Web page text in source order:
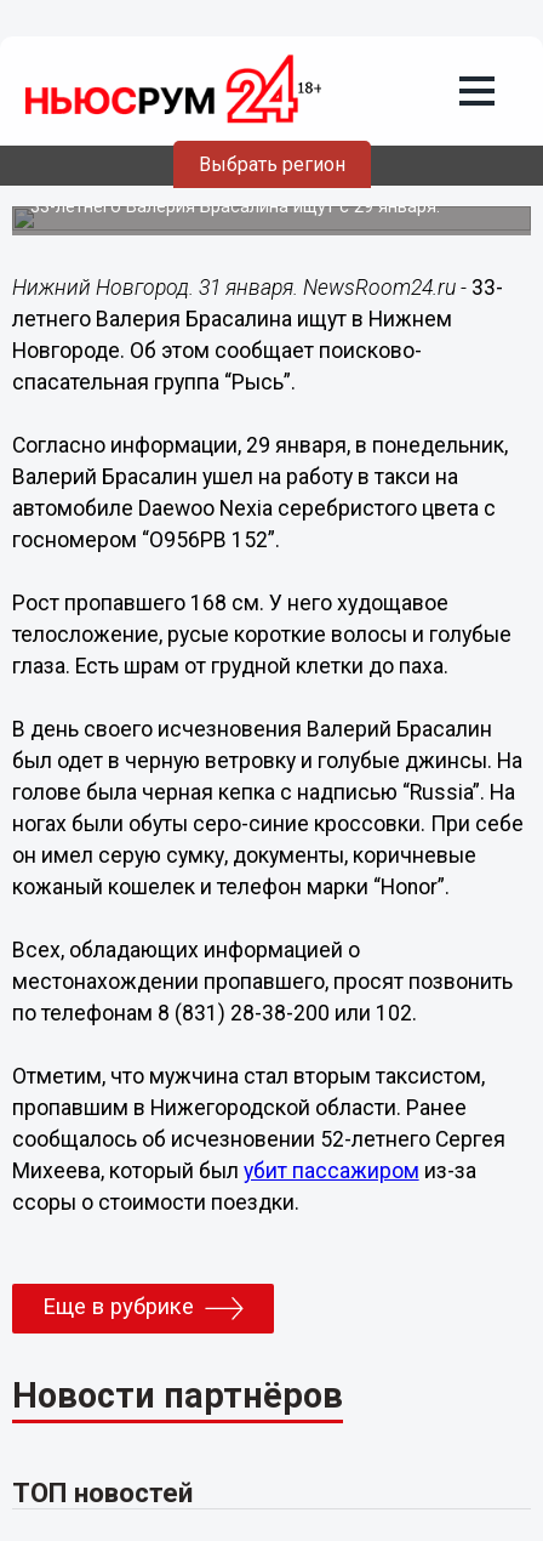
Выбрать регион
31.01.201911:14
Еще один таксист пропал в Нижнем
33-летнего Валерия Брасалина ищут с 29 января.
Нижний Новгород. 31 января. NewsRoom24.ru - 33-
летнего Валерия Брасалина ищут в Нижнем
Новгороде. Об этом сообщает поисково-
спасательная группа “Рысь”.
Согласно информации, 29 января, в понедельник,
Валерий Брасалин ушел на работу в такси на
автомобиле Daewoo Nexia серебристого цвета с
госномером “О956РВ 152”.
Рост пропавшего 168 см. У него худощавое
телосложение, русые короткие волосы и голубые
глаза. Есть шрам от грудной клетки до паха.
В день своего исчезновения Валерий Брасалин
был одет в черную ветровку и голубые джинсы. На
голове была черная кепка с надписью “Russia”. На
ногах были обуты серо-синие кроссовки. При себе
он имел серую сумку, документы, коричневые
кожаный кошелек и телефон марки “Honor”.
Всех, обладающих информацией о
местонахождении пропавшего, просят позвонить
по телефонам 8 (831) 28-38-200 или 102.
Отметим, что мужчина стал вторым таксистом,
пропавшим в Нижегородской области. Ранее
сообщалось об исчезновении 52-летнего Сергея
Михеева, который был убит пассажиром из-за
ссоры о стоимости поездки.
Еще в рубрике
Новости партнёров
ТОП новостей